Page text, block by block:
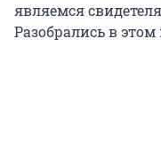
являемся
Разобрались в этом